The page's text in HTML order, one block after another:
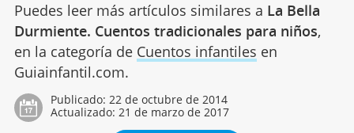
Puedes leer más artículos similares a La Bella
Durmiente. Cuentos tradicionales para niños,
en la categoría de Cuentos infantiles en
Guiainfantil.com.
Publicado: 22 de octubre de 2014
Actualizado: 21 de marzo de 2017